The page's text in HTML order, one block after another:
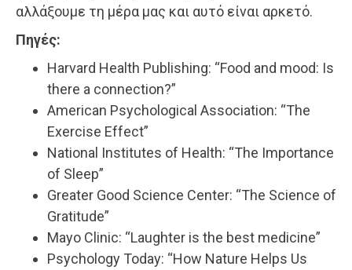
αλλάξουμε τη μέρα μας και αυτό είναι αρκετό.
Πηγές:
Harvard Health Publishing: “Food and mood: Is
there a connection?”
American Psychological Association: “The
Exercise Effect”
National Institutes of Health: “The Importance
of Sleep”
Greater Good Science Center: “The Science of
Gratitude”
Mayo Clinic: “Laughter is the best medicine”
Psychology Today: “How Nature Helps Us